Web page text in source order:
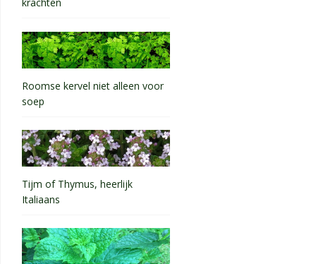
krachten
Roomse kervel niet alleen voor
soep
Tijm of Thymus, heerlijk
Italiaans